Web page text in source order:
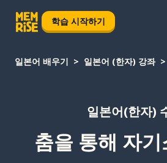
학습 시작하기
일본어 배우기 일본어 (한자) 강좌
일본어(한자)
춤을 통해 자